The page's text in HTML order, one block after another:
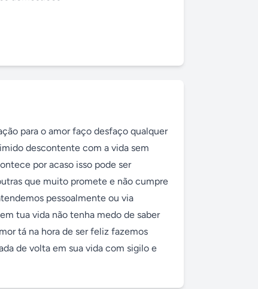
para o amor faço desfaço qualquer
descontente com a vida sem
por acaso isso pode ser
que muito promete e não cumpre
pessoalmente ou via
tua vida não tenha medo de saber
tá na hora de ser feliz fazemos
de volta em sua vida com sigilo e